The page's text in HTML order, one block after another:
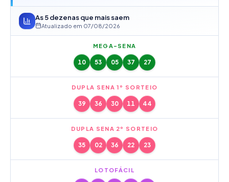
As 5 dezenas que mais saem
Atualizado em 07/08/2026
MEGA-SENA
10 53 05 37 27
DUPLA SENA 1º SORTEIO
39 36 30 11 44
DUPLA SENA 2º SORTEIO
35 02 36 22 23
LOTOFÁCIL